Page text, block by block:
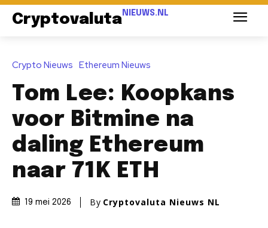
Cryptovaluta NIEUWS.NL
Crypto Nieuws Ethereum Nieuws
Tom Lee: Koopkans
voor Bitmine na
daling Ethereum
naar 71K ETH
19 mei 2026 By Cryptovaluta Nieuws NL